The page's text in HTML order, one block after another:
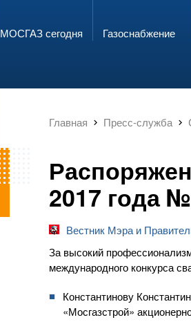
info@mos-gaz.ru
МОСГАЗ сегодня Газо­снабжение
Главная Пресс-служба
2017 года
Вестник Мэра и
За высокий
международного конкурса
Константинову
«Мосгазстрой»